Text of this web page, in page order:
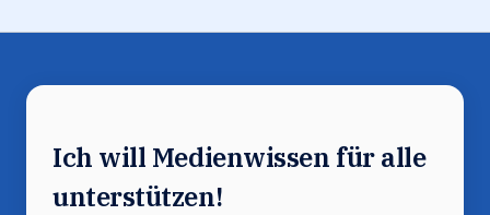
Ich will Medienwissen für alle
unterstützen!